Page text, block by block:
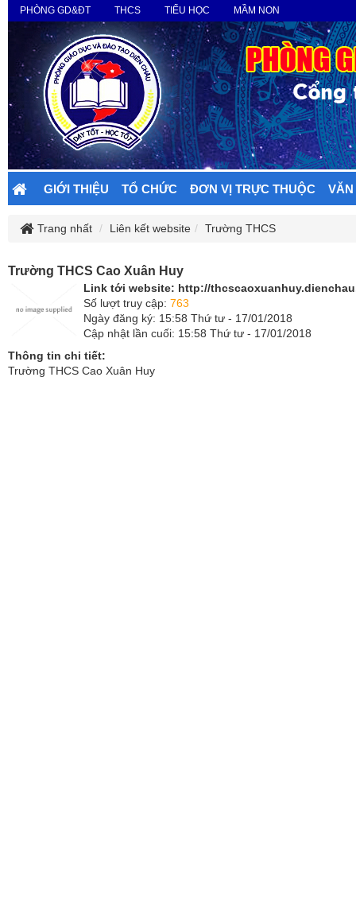
PHÒNG GD&ĐT THCS TIỂU HỌC MẦM NON
GIỚI THIỆU TỔ CHỨC ĐƠN VỊ TRỰC THUỘC
Trang nhất Liên kết website Trường THCS
Trường THCS Cao Xuân Huy
Link tới website: http://
Số lượt truy cập: 763
Ngày đăng ký: 15:58 Thứ tư - 17/01/2018
Cập nhật lần cuối: 15:58 Thứ tư - 17/01/2018
Thông tin chi tiết:
Trường THCS Cao Xuân Huy